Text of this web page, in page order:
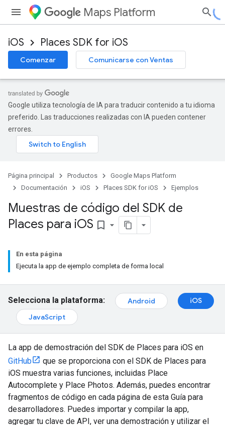
Maps Platform
iOS Places SDK for iOS
Comenzar Comunicarse con Ventas
Google utiliza tecnología de IA para traducir contenido a tu idioma
preferido. Las traducciones realizadas con IA pueden contener
errores.
Página principal Productos
Google Maps Platform
Documentación
iOS Places SDK for iOS Ejemplos
Muestras de código del SDK de
Places para iOS bookmark_border
En esta página
Ejecuta la app de ejemplo completa de forma local
Selecciona la plataforma: Android
iOS
JavaScript
La app de demostración del SDK de Places para iOS en
GitHub
que se proporciona con el SDK de Places para
iOS muestra varias funciones, incluidas Place
Autocomplete y Place Photos. Además, puedes encontrar
fragmentos de código en cada página de esta Guía para
desarrolladores. Puedes importar y compilar la app,
agregar tu clave de API, ver una demostración y utilizar el